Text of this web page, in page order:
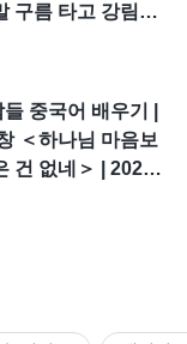
구름 타고 강림하
중국어 배우기 |
＜하나님 마음보
건 없네＞ | 2026